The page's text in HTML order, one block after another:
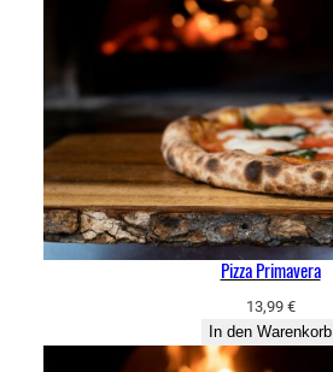
Pizza Primavera
13,99 €
In den Warenkorb